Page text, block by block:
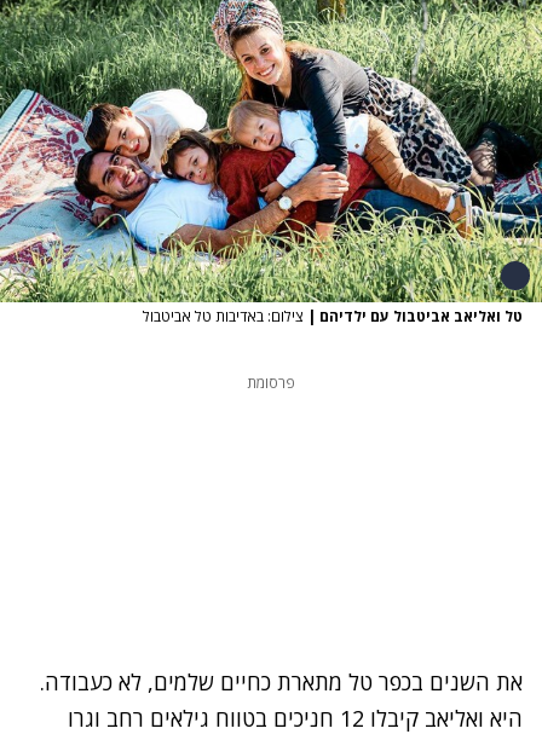
טל ואליאב אביטבול עם ילדיהם | צילום: באדיבות טל אביטבול
פרסומת
את השנים בכפר טל מתארת כחיים שלמים, לא כעבודה.
היא ואליאב קיבלו 12 חניכים בטווח גילאים רחב וגרו